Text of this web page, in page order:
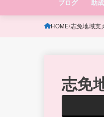
ブログ 助
HOME 志免地域支
志免